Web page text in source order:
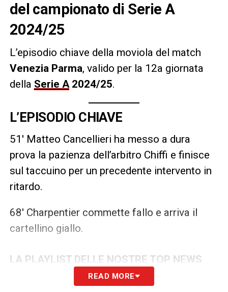
del campionato di Serie A
2024/25
L’episodio chiave della moviola del match
Venezia Parma, valido per la 12a giornata
della Serie A2024/25.
L’EPISODIO CHIAVE
51′ Matteo Cancellieri ha messo a dura
prova la pazienza dell’arbitro Chiffi e finisce
sul taccuino per un precedente intervento in
ritardo.
68′ Charpentier commette fallo e arriva il
cartellino giallo.
LA PLAYLIST DELLE NOSTRE TOP NEWS
READ MORE